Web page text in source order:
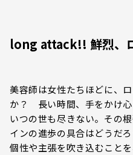
long attack!! 鮮烈、
美容師は女性たちほどに、
か？ 長い時間、手をかけ
いつの世も尽きない。その
インの進歩の具合はどうだ
個性や主張を吹き込むこと